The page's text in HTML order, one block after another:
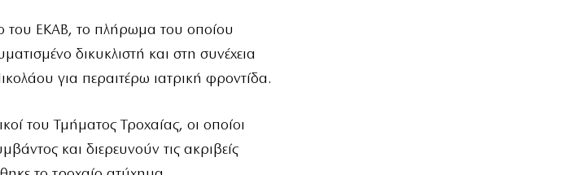
του ΕΚΑΒ, το πλήρωμα του οποίου
δικυκλιστή και στη συνέχεια
για περαιτέρω ιατρική φροντίδα.
του Τμήματος Τροχαίας, οι οποίοι
και διερευνούν τις ακριβείς